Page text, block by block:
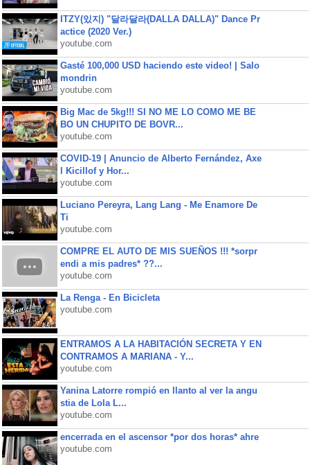
ITZY(있지) "달라달라(DALLA DALLA)" Dance Pr
actice (2020 Ver.)
youtube.com
Gasté 100,000 USD haciendo este video! | Salo
mondrin
youtube.com
Big Mac de 5kg!!! SI NO ME LO COMO ME BE
BO UN CHUPITO DE BOVR...
youtube.com
COVID-19 | Anuncio de Alberto Fernández, Axe
l Kicillof y Hor...
youtube.com
Luciano Pereyra, Lang Lang - Me Enamore De
Ti
youtube.com
COMPRE EL AUTO DE MIS SUEÑOS !!! *sorpr
endi a mis padres* ??...
youtube.com
La Renga - En Bicicleta
youtube.com
ENTRAMOS A LA HABITACIÓN SECRETA Y EN
CONTRAMOS A MARIANA - Y...
youtube.com
Yanina Latorre rompió en llanto al ver la angu
stia de Lola L...
youtube.com
encerrada en el ascensor *por dos horas* ahre
youtube.com